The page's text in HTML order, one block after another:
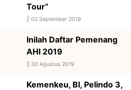
Tour”
02 September 2019
Inilah Daftar Pemenang
AHI 2019
30 Agustus 2019
Kemenkeu, BI, Pelindo 3,